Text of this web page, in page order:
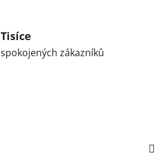
Tisíce
spokojených zákazníků